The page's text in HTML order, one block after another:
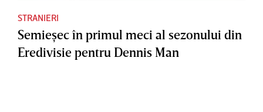
STRANIERI
Semieşec în primul meci al sezonului din
Eredivisie pentru Dennis Man